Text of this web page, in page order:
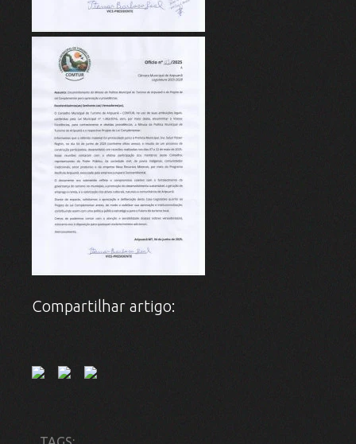
Compartilhar artigo: